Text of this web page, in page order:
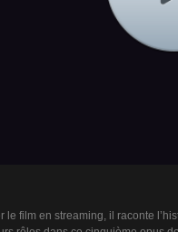
le film en streaming, il raconte